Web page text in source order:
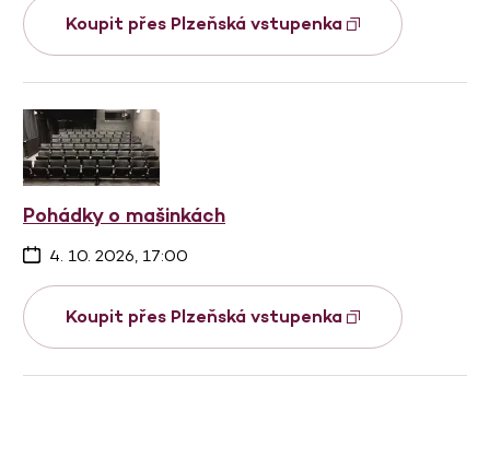
Koupit přes Plzeňská vstupenka
Pohádky o mašinkách
4. 10. 2026, 17:00
Koupit přes Plzeňská vstupenka